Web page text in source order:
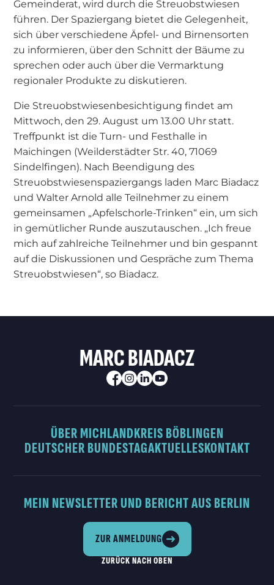
Gemeinderat, wird durch die Streuobstwiesen
führen. Der Spaziergang bietet die Gelegenheit,
sich über verschiedene Äpfel- und Birnensorten
zu informieren, über den Schnitt der Bäume zu
sprechen oder auch über die Vermarktung
regionaler Produkte zu diskutieren.
Die Streuobstwiesenbesichtigung findet am
Mittwoch, den 29. August um 13.00 Uhr statt.
Treffpunkt ist die Turn- und Festhalle in
Maichingen (Weilderstädter Str. 40, 71069
Sindelfingen). Nach Beendigung des
Streuobstwiesenspaziergangs laden Marc Biadacz
und Walter Arnold alle Teilnehmer zu einem
gemeinsamen „Apfelschorle-Trinken“ ein, um sich
in gemütlicher Runde auszutauschen. „Ich freue
mich auf zahlreiche Teilnehmer und bin gespannt
auf die Diskussionen und Gespräche zum Thema
Streuobstwiesen“, so Biadacz.
MARC BIADACZ
ÜBER MICHLANDKREIS BÖBLINGEN
DEUTSCHER BUNDESTAGAKTUELLESKONTAKT
MEIN NEWSLETTER UND BERICHT AUS BERLIN
ZUR ANMELDUNG
ZURÜCK NACH OBEN